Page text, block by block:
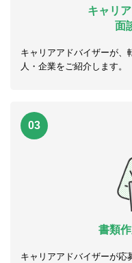
キャリ
面
キャリアアドバイザーが、
人・企業をご紹介します。
03
書類
キャリアアドバイザーが応